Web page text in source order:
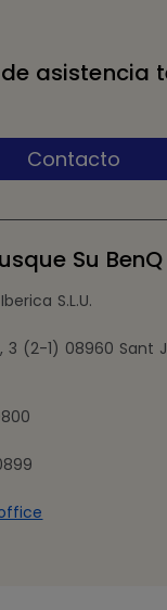
asistencia
Contacto
Su BenQ
S.L.U.
3 (2-1) 08960 Sant